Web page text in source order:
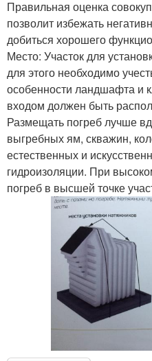
Правильная оценка
позволит избежать
добиться хорошего
Место: Участок для
для этого необходимо
особенности ландшафта и
входом должен быть
Размещать погреб лучше
выгребных ям, скважин,
естественных и
гидроизоляции. При
погреб в высшей точке